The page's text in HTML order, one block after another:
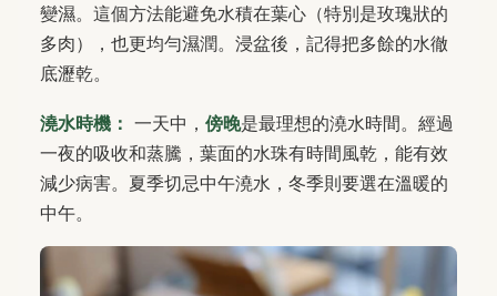
變濕。這個方法能避免水積在葉心（特別是玫瑰狀的
多肉），也更均勻濕潤。浸盆後，記得把多餘的水徹
底瀝乾。
澆水時機： 一天中， 傍晚是最理想的澆水時間。經過
一夜的吸收和蒸騰，葉面的水珠有時間風乾，能有效
減少病害。夏季切忌中午澆水，冬季則要選在溫暖的
中午。